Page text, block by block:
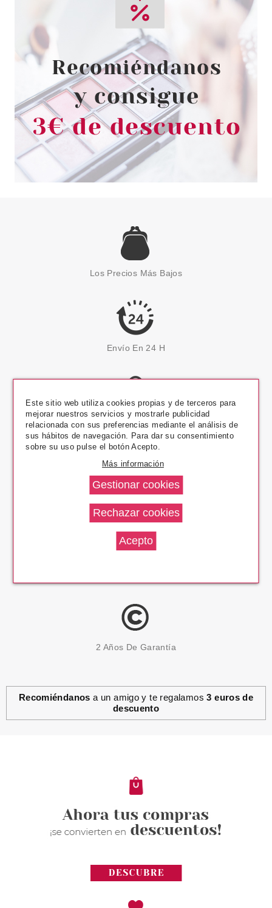
Los Precios Más Bajos
Envío En 24 H
Pago Seguro
14 Días Devolución
2 Años De Garantía
Recomiéndanos a un amigo y te regalamos3 euros de
descuento
Este sitio web utiliza cookies propias y de terceros para
mejorar nuestros servicios y mostrarle publicidad
relacionada con sus preferencias mediante el análisis de
sus hábitos de navegación. Para dar su consentimiento
sobre su uso pulse el botón Acepto.
Más información